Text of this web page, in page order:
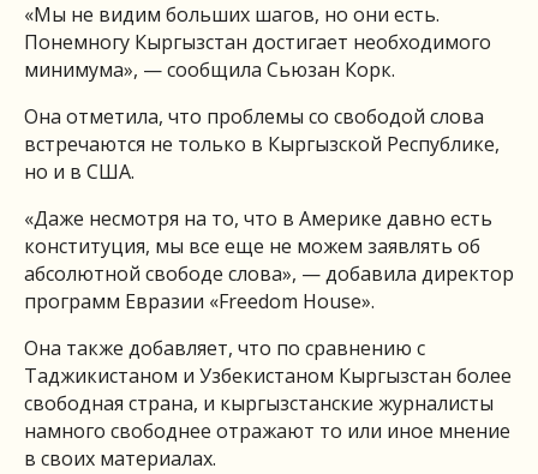
«Мы не видим больших шагов, но они есть.
Понемногу Кыргызстан достигает необходимого
минимума», — сообщила Сьюзан Корк.
Она отметила, что проблемы со свободой слова
встречаются не только в Кыргызской Республике,
но и в США.
«Даже несмотря на то, что в Америке давно есть
конституция, мы все еще не можем заявлять об
абсолютной свободе слова», — добавила директор
программ Евразии «Freedom House».
Она также добавляет, что по сравнению с
Таджикистаном и Узбекистаном Кыргызстан более
свободная страна, и кыргызстанские журналисты
намного свободнее отражают то или иное мнение
в своих материалах.